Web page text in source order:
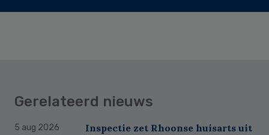
Gerelateerd nieuws
5 aug 2026
Inspectie zet Rhoonse huisarts uit